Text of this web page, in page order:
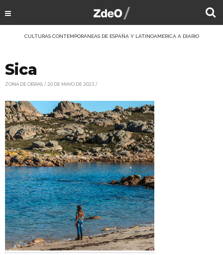
CULTURAS CONTEMPORÁNEAS DE ESPAÑA Y LATINOAMÉRICA A DIARIO
Sica
ZONA DE OBRAS 20 DE MAYO DE 2023